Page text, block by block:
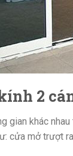
2
gian khác
cửa mở trượt